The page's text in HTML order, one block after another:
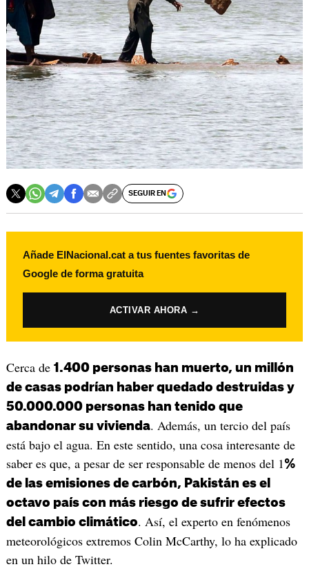
SEGUIR EN
Añade ElNacional.cat a tus fuentes favoritas de
Google de forma gratuita
ACTIVAR AHORA →
Cerca de 1.400 personas han muerto, un millón
de casas podrían haber quedado destruidas y
50.000.000 personas han tenido que
abandonar su vivienda. Además, un tercio del país
está bajo el agua. En este sentido, una cosa interesante de
saber es que, a pesar de ser responsable de menos del 1%
de las emisiones de carbón, Pakistán es el
octavo país con más riesgo de sufrir efectos
del cambio climático. Así, el experto en fenómenos
meteorológicos extremos Colin McCarthy, lo ha explicado
en un hilo de Twitter.